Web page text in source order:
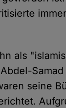
als
seine